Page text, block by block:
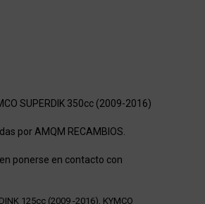
SUPERDIK 350cc (2009-2016)
por AMQM RECAMBIOS.
ponerse en contacto con
125cc (2009 -2016), KYMCO